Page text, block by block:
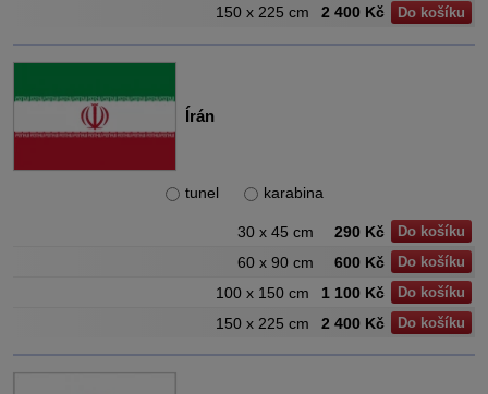
150 x 225 cm 2 400 Kč Do košíku
Írán
tunel karabina
30 x 45 cm 290 Kč Do košíku
60 x 90 cm 600 Kč Do košíku
100 x 150 cm 1 100 Kč Do košíku
150 x 225 cm 2 400 Kč Do košíku